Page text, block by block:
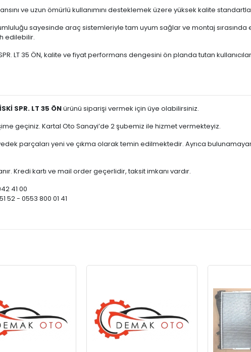
ve uzun ömürlü kullanımını desteklemek üzere yüksek kalite
sayesinde araç sistemleriyle tam uyum sağlar ve montaj sırasında
edilebilir.
LT 35 ÖN, kalite ve fiyat performans dengesini ön planda tutan
SPR. LT 35 ÖNürünü siparişi vermek için üye olabilirsiniz.
geçiniz. Kartal Oto Sanayi’de 2 şubemiz ile hizmet vermekteyiz.
parçaları yeni ve çıkma olarak temin edilmektedir. Ayrıca
Kredi kartı ve mail order geçerlidir, taksit imkanı vardır.
41 00
52 - 0553 800 01 41